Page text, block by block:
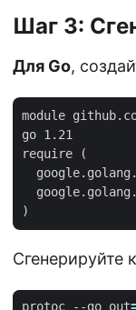
Шаг 3:
Для Go,
module
go 1.21
require (
Сгенерируйте
protoc --go_out